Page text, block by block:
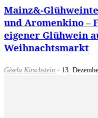
Mainz&-
und Aromenkino –
eigener Glühwein
Weihnachtsmarkt
Gisela Kirschstein - 13.